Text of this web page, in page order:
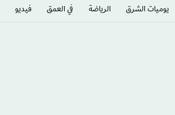
يوميات الشرق​ الرياضة في العمق فيديو